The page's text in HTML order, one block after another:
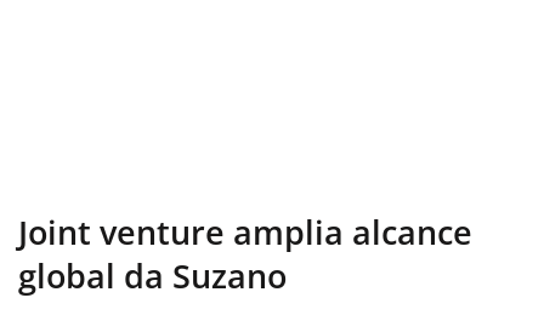
Joint venture amplia alcance
global da Suzano